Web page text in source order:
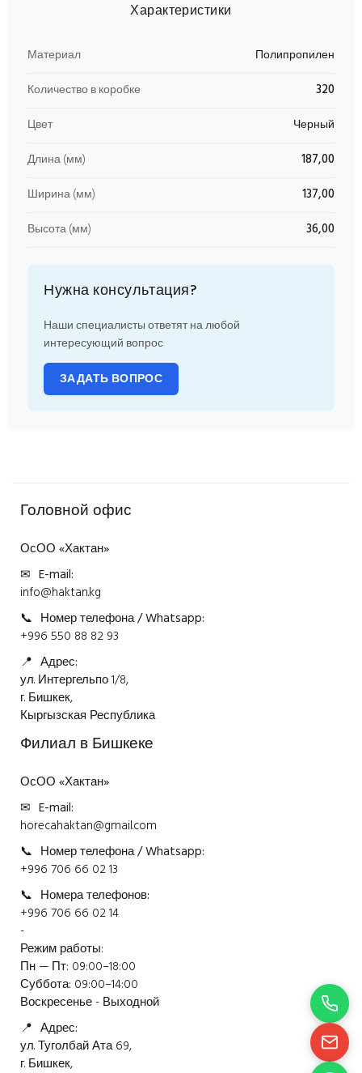
Характеристики
Материал
Полипропилен
Количество в коробке
320
Цвет
Черный
Длина (мм)
187,00
Ширина (мм)
137,00
Высота (мм)
36,00
Нужна консультация?
Наши специалисты ответят на любой
интересующий вопрос
ЗАДАТЬ ВОПРОС
Головной офис
ОсОО «Хактан»
✉ E-mail:
info@haktan.kg
📞 Номер телефона / Whatsapp:
+996 550 88 82 93
📍 Адрес:
ул. Интергельпо 1/8,
г. Бишкек,
Кыргызская Республика
Филиал в Бишкеке
ОсОО «Хактан»
✉ E-mail:
horecahaktan@gmail.com
📞 Номер телефона / Whatsapp:
+996 706 66 02 13
📞 Номера телефонов:
+996 706 66 02 14
-
Режим работы:
Пн — Пт: 09:00–18:00
Суббота: 09:00–14:00
Воскресенье - Выходной
📍 Адрес:
ул. Туголбай Ата 69,
г. Бишкек,